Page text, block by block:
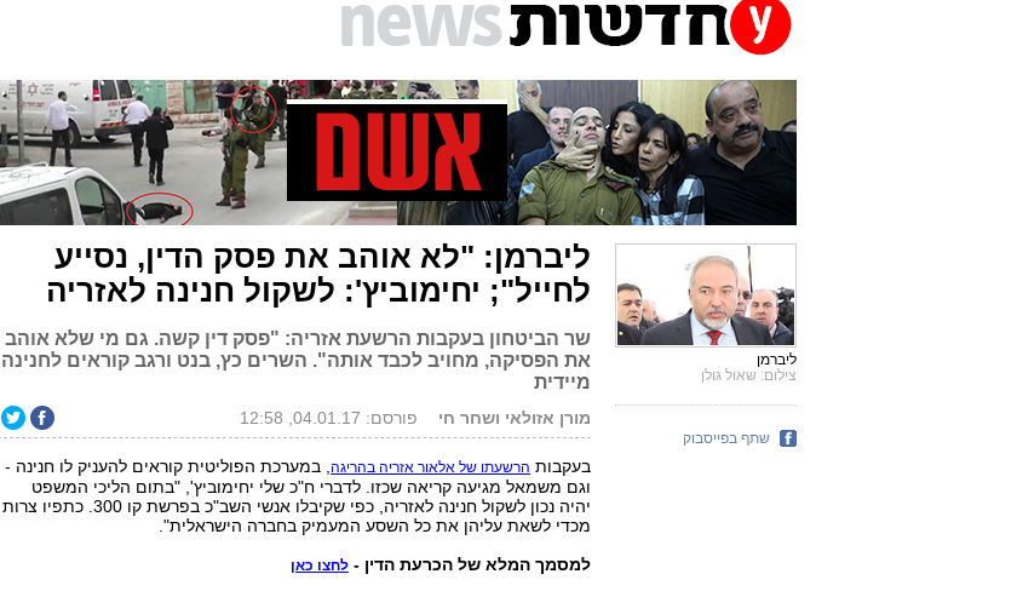
ליברמן: "לא אוהב את פסק הדין, נסייע
לחייל"; יחימוביץ': לשקול חנינה לאזריה
שר הביטחון בעקבות הרשעת אזריה: "פסק דין קשה. גם מי שלא אוהב
את הפסיקה, מחויב לכבד אותה". השרים כץ, בנט ורגב קוראים לחנינה
מיידית
מורן אזולאי ושחר חי פורסם: 04.01.17, 12:58
בעקבות הרשעתו של אלאור אזריה בהריגה, במערכת הפוליטית קוראים להעניק לו חנינה -
וגם משמאל מגיעה קריאה שכזו. לדברי ח"כ שלי יחימוביץ', "בתום הליכי המשפט
יהיה נכון לשקול חנינה לאזריה, כפי שקיבלו אנשי השב"כ בפרשת קו 300. כתפיו צרות
מכדי לשאת עליהן את כל השסע המעמיק בחברה הישראלית".
למסמך המלא של הכרעת הדין - לחצו כאן
ליברמן
צילום: שאול גולן
שתף בפייסבוק